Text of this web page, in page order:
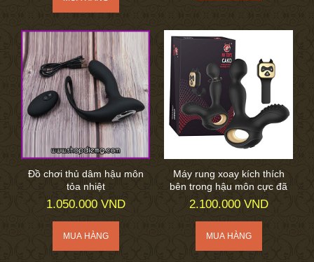
Đồ chơi thủ dâm hậu môn
tỏa nhiệt
1.050.000 VND
Máy rung xoay kích thích
bên trong hậu môn cực đã
2.100.000 VND